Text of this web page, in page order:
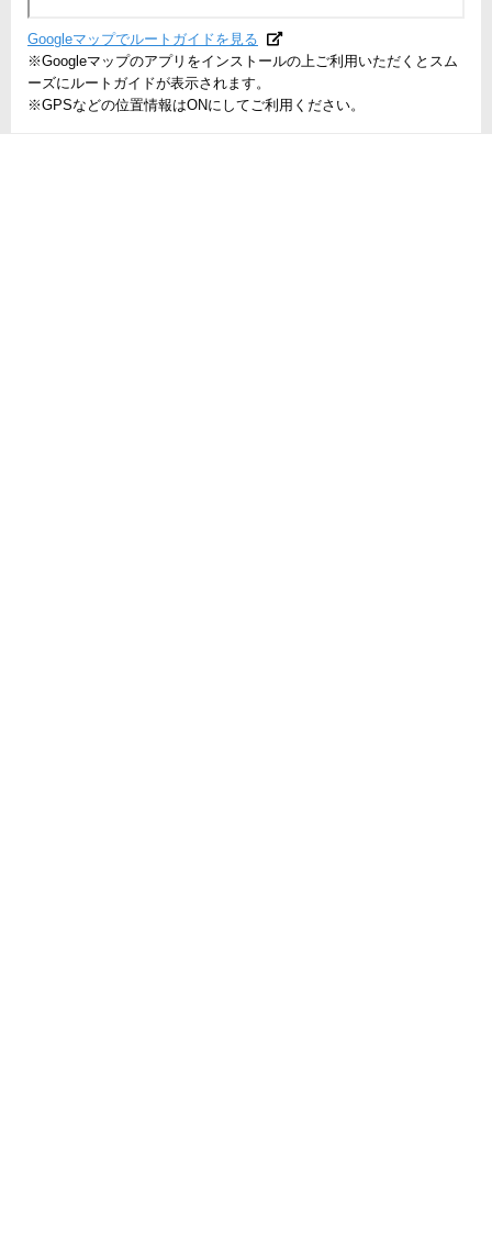
Googleマップでルートガイドを見る
※Googleマップのアプリをインストールの上ご利用いただくとスム
ーズにルートガイドが表示されます。
※GPSなどの位置情報はONにしてご利用ください。